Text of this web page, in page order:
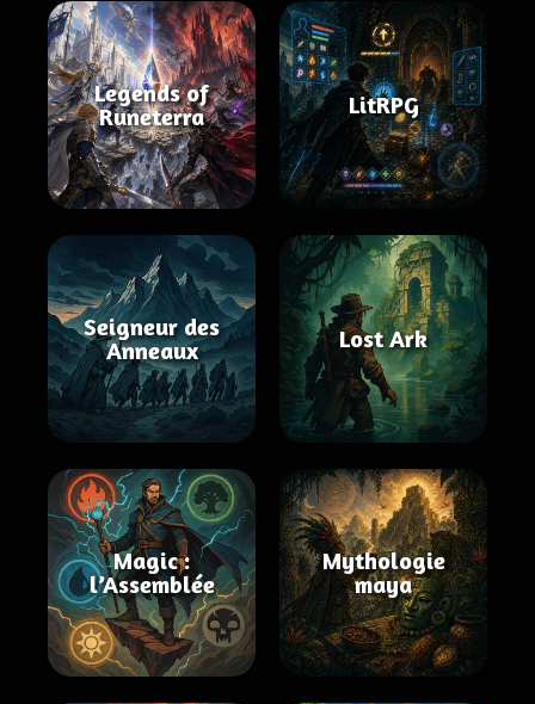
Legends of
Runeterra
LitRPG
Seigneur des
Anneaux
Lost Ark
Magic :
l’Assemblée
Mythologie
maya